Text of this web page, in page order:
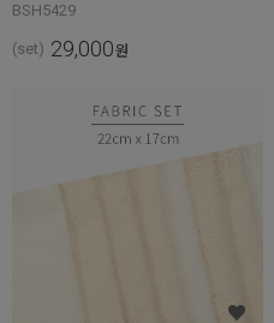
BSH5429
(set) 29,000원